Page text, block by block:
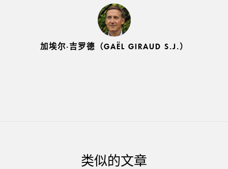
加埃尔∙吉罗德（GAËL GIRAUD S.J.）
类似的文章